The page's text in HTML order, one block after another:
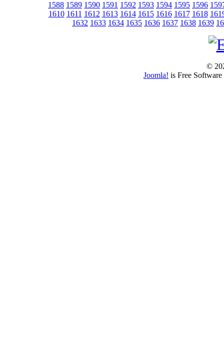
1588 1589 1590 1591 1592 1593 1594 1595 1596
1610 1611 1612 1613 1614 1615 1616 1617 1618
1632 1633 1634 1635 1636 1637 1638 1639
©
Joomla! is Free